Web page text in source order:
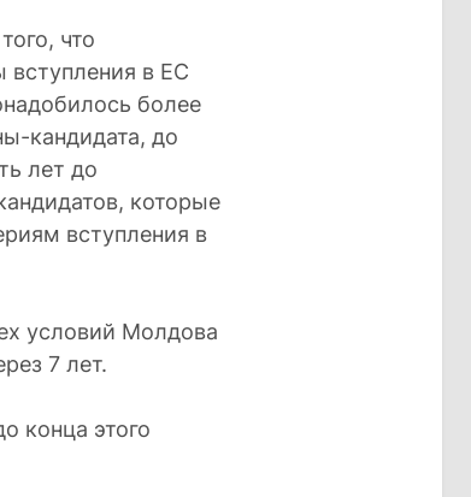
что
вступления в ЕС
более
кандидата, до
лет до
которые
вступления в
условий Молдова
7 лет.
конца этого